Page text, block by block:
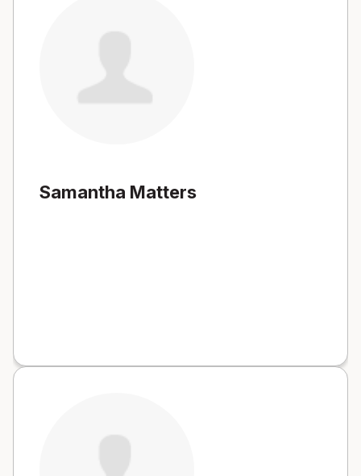
Samantha Matters